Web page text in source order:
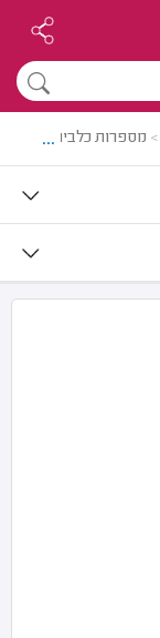
> מספרות כלבים ברמת
...